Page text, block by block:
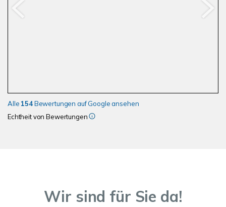
Alle 154Bewertungen auf Google ansehen
Echtheit von Bewertungen
Wir sind für Sie da!